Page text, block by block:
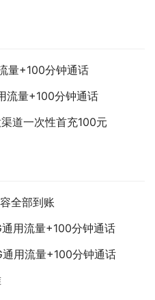
量+100分钟通话
流量+100分钟通话
道一次性首充100元
全部到账
用流量+100分钟通话
用流量+100分钟通话